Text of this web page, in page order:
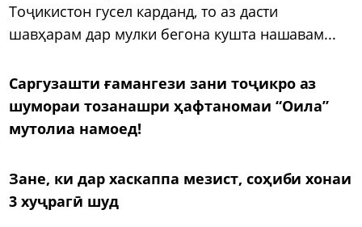
Тоҷикистон гусел карданд, то аз дасти
шавҳарам дар мулки бегона кушта нашавам...
Саргузашти ғамангези зани тоҷикро аз
шумораи тозанашри ҳафтаномаи “Оила”
мутолиа намоед!
Зане, ки дар хаскаппа мезист, соҳиби хонаи
3 хуҷрагӣ шуд